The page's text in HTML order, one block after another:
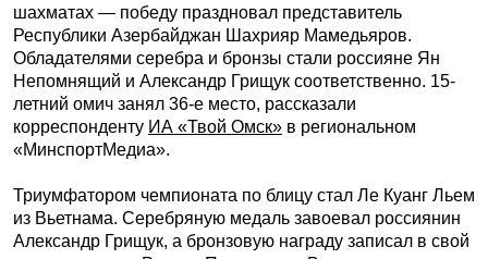
шахматах — победу праздновал представитель
Республики Азербайджан Шахрияр Мамедьяров.
Обладателями серебра и бронзы стали россияне Ян
Непомнящий и Александр Грищук соответственно. 15-
летний омич занял 36-е место, рассказали
корреспонденту ИА «Твой Омск» в региональном
«МинспортМедиа».
Триумфатором чемпионата по блицу стал Ле Куанг Льем
из Вьетнама. Серебряную медаль завоевал россиянин
Александр Грищук, а бронзовую награду записал в свой